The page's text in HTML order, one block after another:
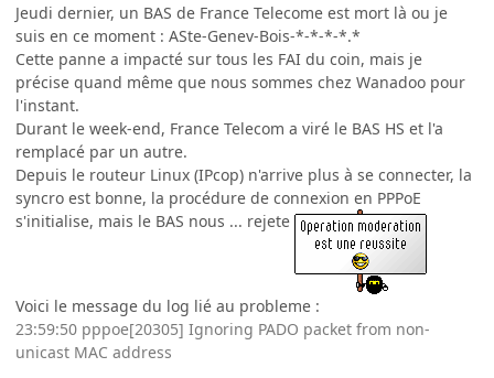
Jeudi dernier, un BAS de France Telecome est mort là ou je
suis en ce moment : ASte-Genev-Bois-*-*-*-*.*
Cette panne a impacté sur tous les FAI du coin, mais je
précise quand même que nous sommes chez Wanadoo pour
l'instant.
Durant le week-end, France Telecom a viré le BAS HS et l'a
remplacé par un autre.
Depuis le routeur Linux (IPcop) n'arrive plus à se connecter, la
syncro est bonne, la procédure de connexion en PPPoE
s'initialise, mais le BAS nous ... rejete
Voici le message du log lié au probleme :
23:59:50 pppoe[20305] Ignoring PADO packet from non-
unicast MAC address